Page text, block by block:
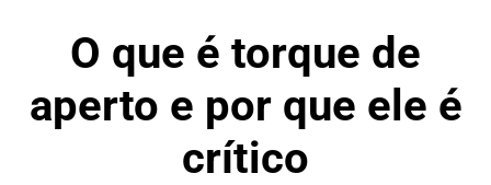
O que é torque de
aperto e por que ele é
crítico